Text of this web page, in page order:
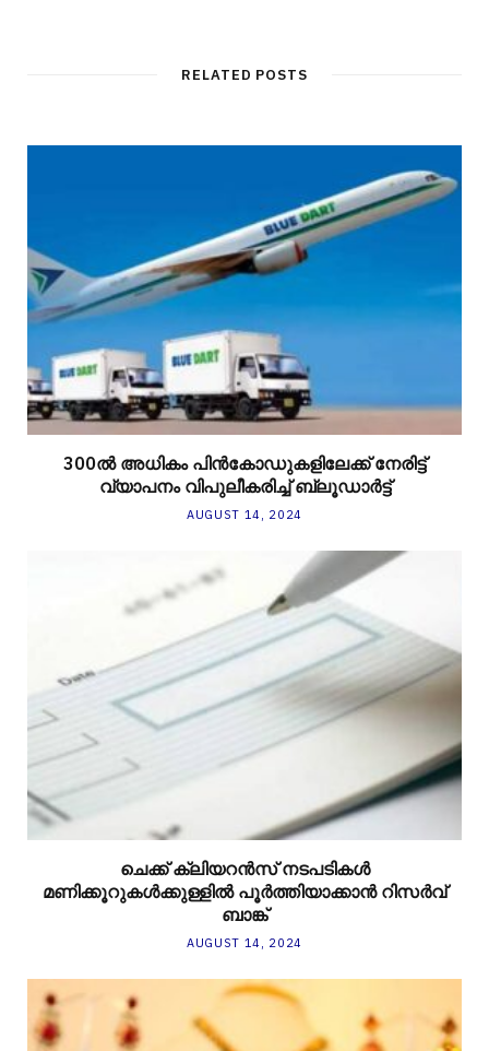
RELATED POSTS
300ല്‍ അധികം പിന്‍കോഡുകളിലേക്ക് നേരിട്ട്
വ്യാപനം വിപുലീകരിച്ച് ബ്ലൂഡാര്‍ട്ട്
AUGUST 14, 2024
ചെക്ക് ക്ലിയറന്‍സ് നടപടികള്‍
മണിക്കൂറുകള്‍ക്കുള്ളില്‍ പൂര്‍ത്തിയാക്കാന്‍ റിസര്‍വ്
ബാങ്ക്
AUGUST 14, 2024